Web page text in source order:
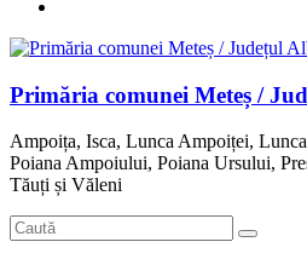
Primăria comunei Meteș /
Ampoița, Isca, Lunca Ampoiței,
Poiana Ampoiului, Poiana Ursului,
Tăuți și Văleni